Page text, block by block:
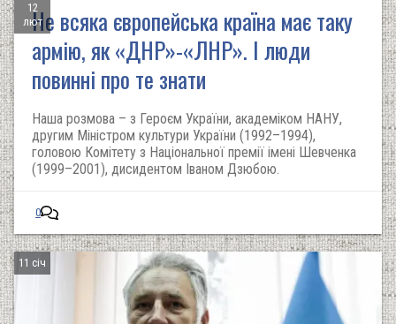
12
лютНе всяка європейська країна має таку
армію, як «ДНР»-«ЛНР». І люди
повинні про те знати
Наша розмова – з Героєм України, академіком НАНУ,
другим Міністром культури України (1992–1994),
головою Комітету з Національної премії імені Шевченка
(1999–2001), дисидентом Іваном Дзюбою.
0
11 січ